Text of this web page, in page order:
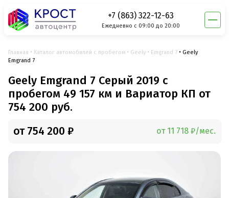
+7 (863) 322-12-63
Ежедневно с 09:00 до 20:00
Главная Каталог автомобилей с пробегом Geely Emgrand 7
Geely
Emgrand 7
Geely Emgrand 7 Серый 2019 с
пробегом 49 157 км и Вариатор КП от
754 200 руб.
от 754 200 ₽ от 11 718 ₽/мес.